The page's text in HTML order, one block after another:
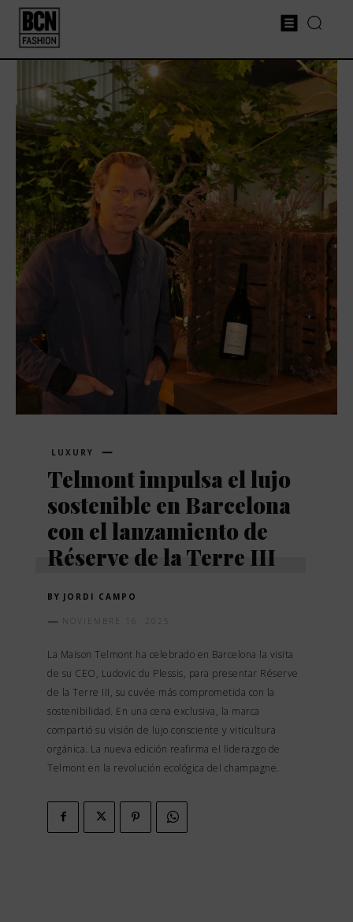
LUXURY
Telmont impulsa el lujo
sostenible en Barcelona
con el lanzamiento de
Réserve de la Terre III
BY JORDI CAMPO
NOVIEMBRE 16, 2025
La Maison Telmont ha celebrado en Barcelona la visita
de su CEO, Ludovic du Plessis, para presentar Réserve
de la Terre III, su cuvée más comprometida con la
sostenibilidad. En una cena exclusiva, la marca
compartió su visión de lujo consciente y viticultura
orgánica. La nueva edición reafirma el liderazgo de
Telmont en la revolución ecológica del champagne.